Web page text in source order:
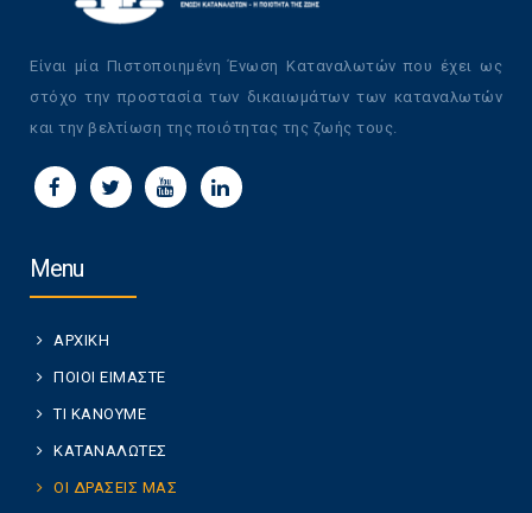
Είναι μία Πιστοποιημένη Ένωση Καταναλωτών που έχει ως
στόχο την προστασία των δικαιωμάτων των καταναλωτών
και την βελτίωση της ποιότητας της ζωής τους.
Menu
ΑΡΧΙΚΗ
ΠΟΙΟΙ ΕΙΜΑΣΤΕ
ΤΙ ΚΑΝΟΥΜΕ
ΚΑΤΑΝΑΛΩΤΕΣ
ΟΙ ΔΡΑΣΕΙΣ ΜΑΣ